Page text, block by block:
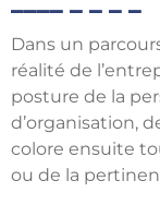
Dans un
réalité de
posture de la
d’organisation,
colore ensuite
ou de la